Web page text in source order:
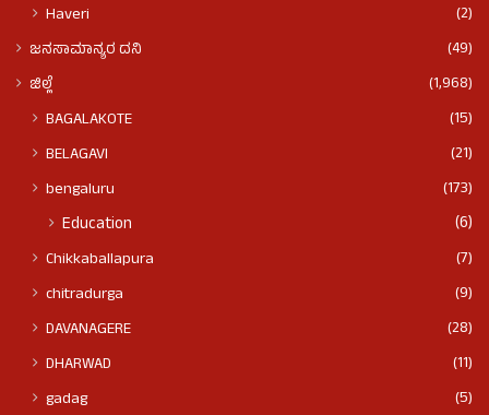
Haveri (2)
ಜನಸಾಮಾನ್ಯರ ದನಿ
(49)
ಜಿಲ್ಲೆ
(1,968)
BAGALAKOTE
(15)
BELAGAVI
(21)
bengaluru
(173)
Education (6)
Chikkaballapura
(7)
chitradurga
(9)
DAVANAGERE
(28)
DHARWAD
(11)
gadag
(5)